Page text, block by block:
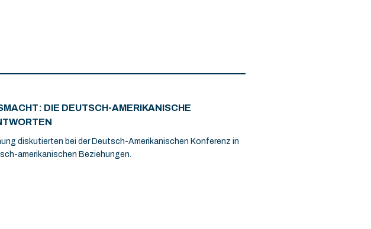
DIE DEUTSCH-AMERIKANISCHE
diskutierten bei der Deutsch-Amerikanischen Konferenz in
amerikanischen Beziehungen.